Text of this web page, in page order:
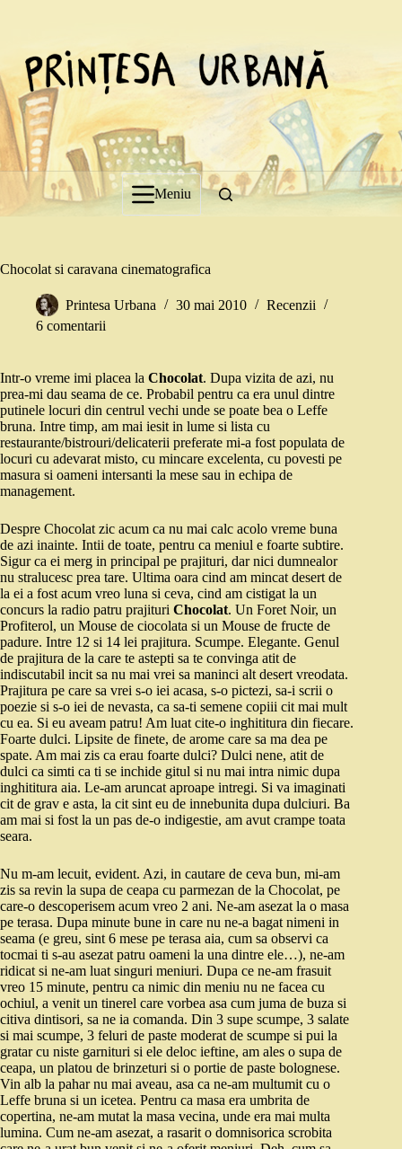
Meniu
Chocolat si caravana cinematografica
Printesa Urbana 30 mai 2010
Recenzii
6 comentarii
Intr-o vreme imi placea la Chocolat. Dupa vizita de azi, nu
prea-mi dau seama de ce. Probabil pentru ca era unul dintre
putinele locuri din centrul vechi unde se poate bea o Leffe
bruna. Intre timp, am mai iesit in lume si lista cu
restaurante/bistrouri/delicaterii preferate mi-a fost populata de
locuri cu adevarat misto, cu mincare excelenta, cu povesti pe
masura si oameni intersanti la mese sau in echipa de
management.
Despre Chocolat zic acum ca nu mai calc acolo vreme buna
de azi inainte. Intii de toate, pentru ca meniul e foarte subtire.
Sigur ca ei merg in principal pe prajituri, dar nici dumnealor
nu stralucesc prea tare. Ultima oara cind am mincat desert de
la ei a fost acum vreo luna si ceva, cind am cistigat la un
concurs la radio patru prajituri Chocolat. Un Foret Noir, un
Profiterol, un Mouse de ciocolata si un Mouse de fructe de
padure. Intre 12 si 14 lei prajitura. Scumpe. Elegante. Genul
de prajitura de la care te astepti sa te convinga atit de
indiscutabil incit sa nu mai vrei sa maninci alt desert vreodata.
Prajitura pe care sa vrei s-o iei acasa, s-o pictezi, sa-i scrii o
poezie si s-o iei de nevasta, ca sa-ti semene copiii cit mai mult
cu ea. Si eu aveam patru! Am luat cite-o inghititura din fiecare.
Foarte dulci. Lipsite de finete, de arome care sa ma dea pe
spate. Am mai zis ca erau foarte dulci? Dulci nene, atit de
dulci ca simti ca ti se inchide gitul si nu mai intra nimic dupa
inghititura aia. Le-am aruncat aproape intregi. Si va imaginati
cit de grav e asta, la cit sint eu de innebunita dupa dulciuri. Ba
am mai si fost la un pas de-o indigestie, am avut crampe toata
seara.
Nu m-am lecuit, evident. Azi, in cautare de ceva bun, mi-am
zis sa revin la supa de ceapa cu parmezan de la Chocolat, pe
care-o descoperisem acum vreo 2 ani. Ne-am asezat la o masa
pe terasa. Dupa minute bune in care nu ne-a bagat nimeni in
seama (e greu, sint 6 mese pe terasa aia, cum sa observi ca
tocmai ti s-au asezat patru oameni la una dintre ele…), ne-am
ridicat si ne-am luat singuri meniuri. Dupa ce ne-am frasuit
vreo 15 minute, pentru ca nimic din meniu nu ne facea cu
ochiul, a venit un tinerel care vorbea asa cum juma de buza si
citiva dintisori, sa ne ia comanda. Din 3 supe scumpe, 3 salate
si mai scumpe, 3 feluri de paste moderat de scumpe si pui la
gratar cu niste garnituri si ele deloc ieftine, am ales o supa de
ceapa, un platou de brinzeturi si o portie de paste bolognese.
Vin alb la pahar nu mai aveau, asa ca ne-am multumit cu o
Leffe bruna si un icetea. Pentru ca masa era umbrita de
copertina, ne-am mutat la masa vecina, unde era mai multa
lumina. Cum ne-am asezat, a rasarit o domnisorica scrobita